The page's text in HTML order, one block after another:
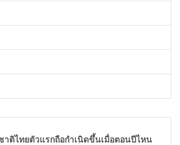
ติไทยตัวแรกถือกำเนิดขึ้นเมื่อตอนปีไหน